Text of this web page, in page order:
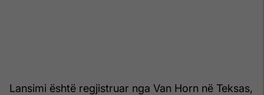
Lansimi është regjistruar nga Van Horn në Teksas,